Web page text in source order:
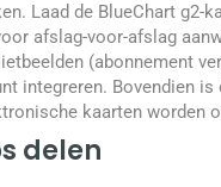
Laad de BlueChart g2-
afslag-voor-afslag
(abonnement
integreren. Bovendien
kaarten worden
delen